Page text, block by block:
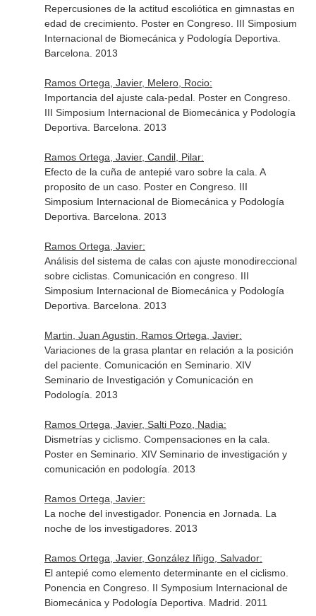
Repercusiones de la actitud escoliótica en gimnastas en
edad de crecimiento. Poster en Congreso. III Simposium
Internacional de Biomecánica y Podología Deportiva.
Barcelona. 2013
Ramos Ortega, Javier, Melero, Rocio:
Importancia del ajuste cala-pedal. Poster en Congreso.
III Simposium Internacional de Biomecánica y Podología
Deportiva. Barcelona. 2013
Ramos Ortega, Javier, Candil, Pilar:
Efecto de la cuña de antepié varo sobre la cala. A
proposito de un caso. Poster en Congreso. III
Simposium Internacional de Biomecánica y Podología
Deportiva. Barcelona. 2013
Ramos Ortega, Javier:
Análisis del sistema de calas con ajuste monodireccional
sobre ciclistas. Comunicación en congreso. III
Simposium Internacional de Biomecánica y Podología
Deportiva. Barcelona. 2013
Martin, Juan Agustin, Ramos Ortega, Javier:
Variaciones de la grasa plantar en relación a la posición
del paciente. Comunicación en Seminario. XIV
Seminario de Investigación y Comunicación en
Podología. 2013
Ramos Ortega, Javier, Salti Pozo, Nadia:
Dismetrías y ciclismo. Compensaciones en la cala.
Poster en Seminario. XIV Seminario de investigación y
comunicación en podología. 2013
Ramos Ortega, Javier:
La noche del investigador. Ponencia en Jornada. La
noche de los investigadores. 2013
Ramos Ortega, Javier, González Iñigo, Salvador:
El antepié como elemento determinante en el ciclismo.
Ponencia en Congreso. II Symposium Internacional de
Biomecánica y Podología Deportiva. Madrid. 2011